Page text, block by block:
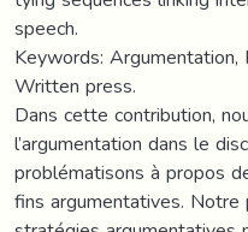
speech.
Keywords:
Written press.
Dans cette contribution,
l’argumentation dans le
problématisons à propos
fins argumentatives.